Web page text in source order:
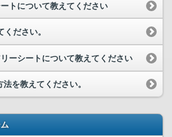
トについて教えてください
ださい。
ーシートについて教えてください
を教えてください。